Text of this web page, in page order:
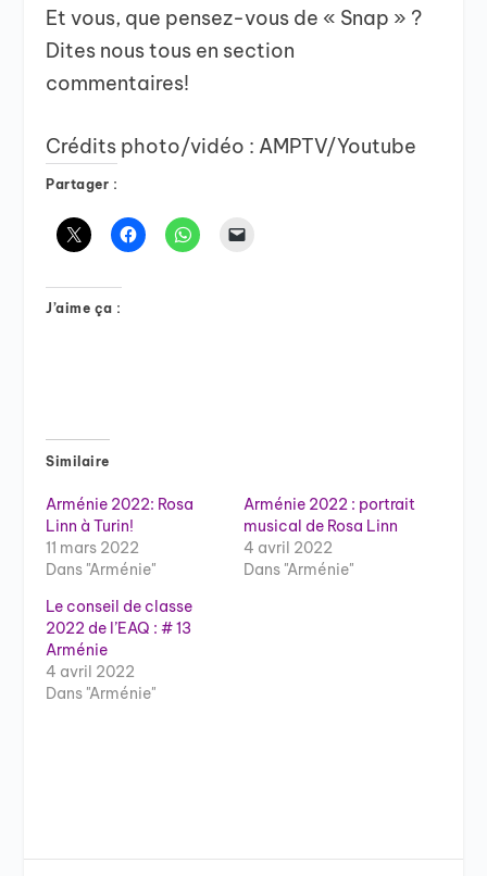
Et vous, que pensez-vous de « Snap » ?
Dites nous tous en section
commentaires!
Crédits photo/vidéo : AMPTV/Youtube
Partager :
J’aime ça :
Similaire
Arménie 2022: Rosa
Linn à Turin!
11 mars 2022
Dans "Arménie"
Arménie 2022 : portrait
musical de Rosa Linn
4 avril 2022
Dans "Arménie"
Le conseil de classe
2022 de l’EAQ : # 13
Arménie
4 avril 2022
Dans "Arménie"